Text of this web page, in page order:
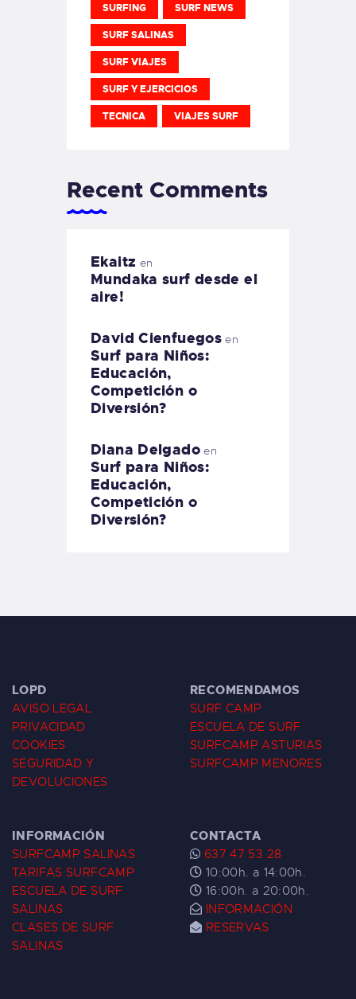
SURFING SURF NEWS
SURF SALINAS
SURF VIAJES
SURF Y EJERCICIOS
TECNICA VIAJES SURF
Recent Comments
Ekaitz en
Mundaka surf desde el
aire!
David Cienfuegos en
Surf para Niños:
Educación,
Competición o
Diversión?
Diana Delgadoen
Surf para Niños:
Educación,
Competición o
Diversión?
LOPD
AVISO LEGAL
PRIVACIDAD
COOKIES
SEGURIDAD Y
DEVOLUCIONES
RECOMENDAMOS
SURF CAMP
ESCUELA DE SURF
SURFCAMP ASTURIAS
SURFCAMP MENORES
INFORMACIÓN
SURFCAMP SALINAS
TARIFAS SURFCAMP
ESCUELA DE SURF
SALINAS
CLASES DE SURF
SALINAS
CONTACTA
637 47 53 28
10:00h. a 14:00h.
16:00h. a 20:00h.
INFORMACIÓN
RESERVAS